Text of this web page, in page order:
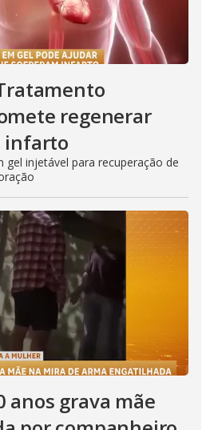
regenerar
infarto
gel injetável para recuperação de
anos grava mãe